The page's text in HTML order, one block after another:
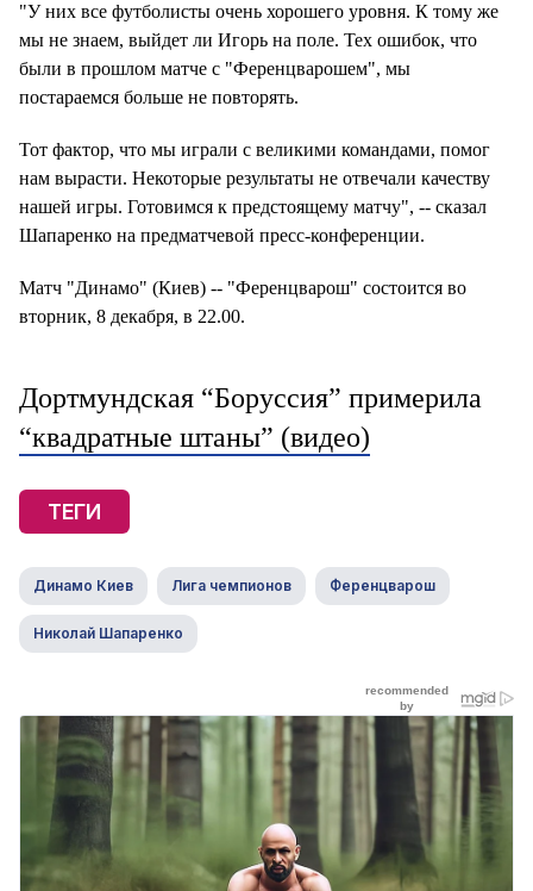
"У них все футболисты очень хорошего уровня. К тому же
мы не знаем, выйдет ли Игорь на поле. Тех ошибок, что
были в прошлом матче с "Ференцварошем", мы
постараемся больше не повторять.
Тот фактор, что мы играли с великими командами, помог
нам вырасти. Некоторые результаты не отвечали качеству
нашей игры. Готовимся к предстоящему матчу", -- сказал
Шапаренко на предматчевой пресс-конференции.
Матч "Динамо" (Киев) -- "Ференцварош" состоится во
вторник, 8 декабря, в 22.00.
Дортмундская “Боруссия” примерила
“квадратные штаны” (видео)
ТЕГИ
Динамо Киев Лига чемпионов Ференцварош
Николай Шапаренко